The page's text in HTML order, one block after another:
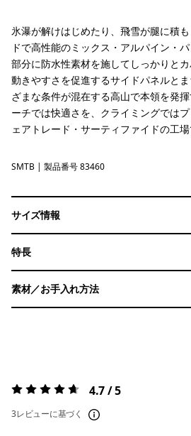
氷瀑が解けはじめたり、飛雪が腿に積
ドで高性能のミックス・アルパイン・
部分に防水性素材を施してしっかりと
動きやすさを促進するサイドパネルと
ざまな条件が混在する高山で本領を発
ーチでは快適さを、クライミングでは
ェアトレード・サーティファイドの工
Summit Blue
SMTB | 製品番号 83460
サイズ情報
特長
素材／お手入れ方法
評価:4.7 / 5 4.7 / 5
3レビューに基づく